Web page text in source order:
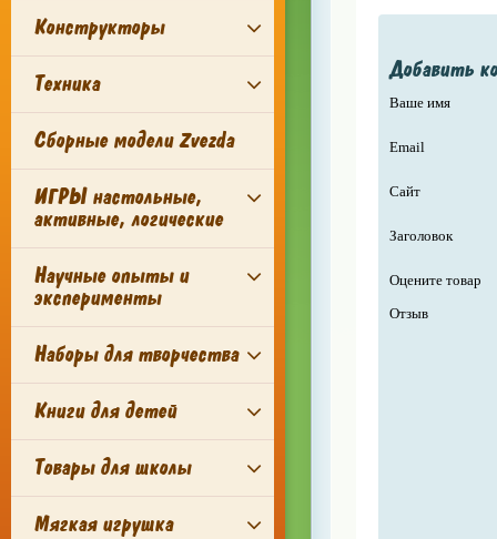
Конструкторы
Техника
Сборные модели Zvezda
ИГРЫ настольные,
активные, логические
Научные опыты и
эксперименты
Наборы для творчества
Книги для детей
Товары для школы
Мягкая игрушка
Добавить
Ваше имя
Email
Сайт
Заголовок
Оцените товар
Отзыв